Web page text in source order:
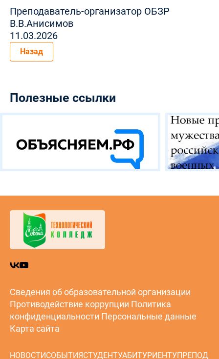
Преподаватель-организатор ОБЗР
В.В.Анисимов
11.03.2026
Назад
Полезные ссылки
Сведения об образовательной организации
Противодействие коррупции Политика
конфиденциальности Персональные данные
Карта сайта
НОВОСТИСОБЫТИЯСТУДЕНТУАБИТУРИЕНТУПРЕПОД